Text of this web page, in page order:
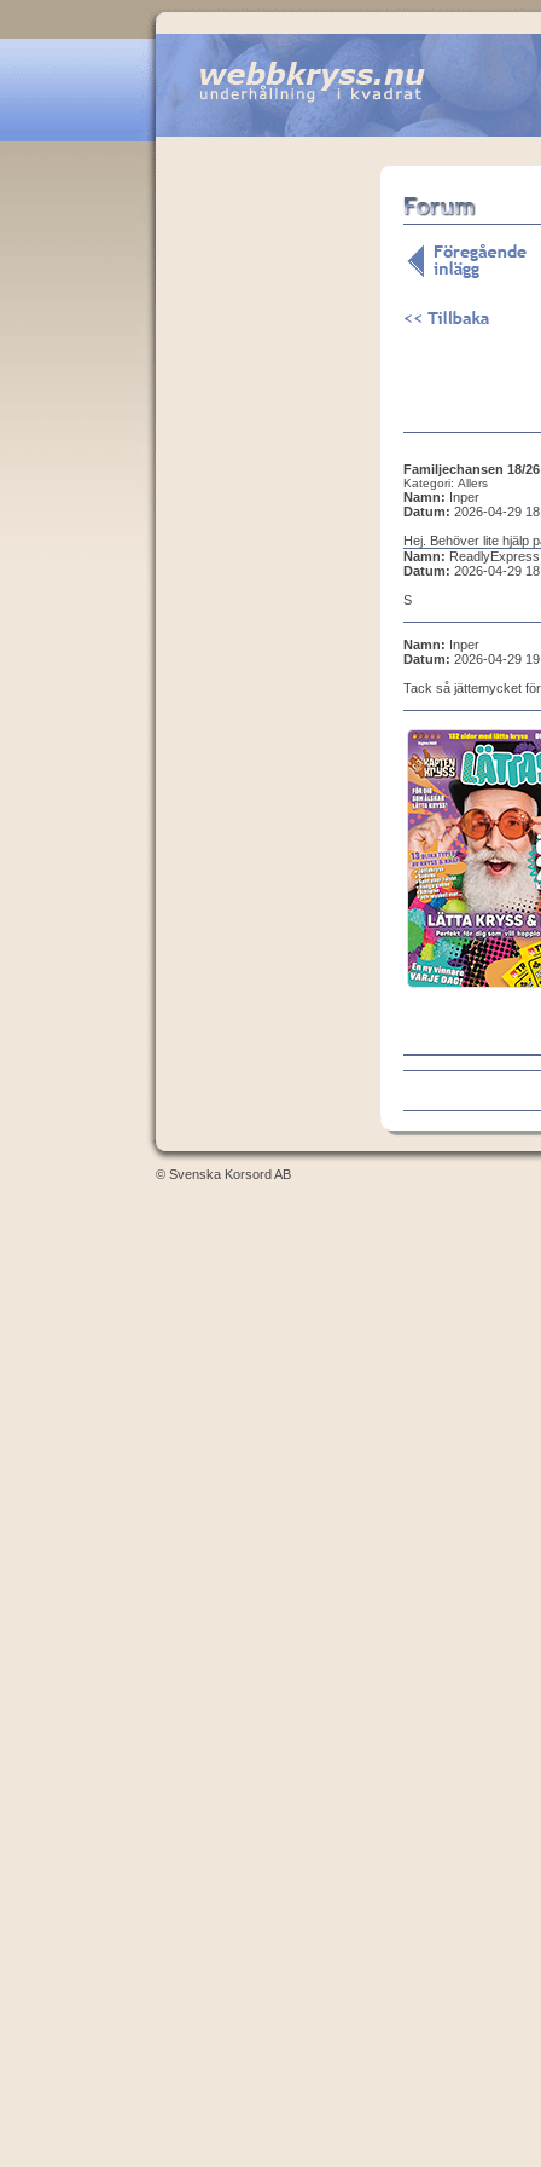
Familjechansen 18/26
Kategori: Allers
Namn: Inper
Datum: 2026-04-29
Hej. Behöver lite hjälp
Namn: ReadlyExpress
Datum: 2026-04-29
S
Namn: Inper
Datum: 2026-04-29
Tack så jättemycket
© Svenska Korsord AB